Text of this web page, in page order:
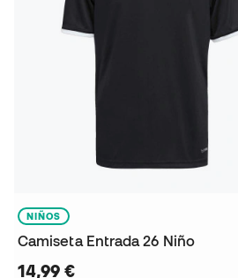
NIÑOS
Camiseta Entrada 26 Niño
14,99 €